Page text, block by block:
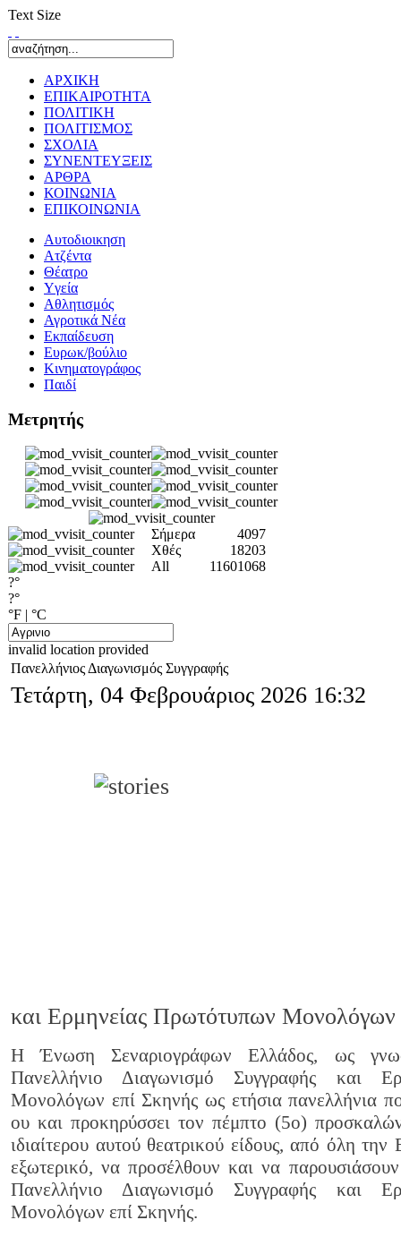
Text Size
ΑΡΧΙΚΗ
ΕΠΙΚΑΙΡΟΤΗΤΑ
ΠΟΛΙΤΙΚΗ
ΠΟΛΙΤΙΣΜΟΣ
ΣΧΟΛΙΑ
ΣΥΝΕΝΤΕΥΞΕΙΣ
ΑΡΘΡΑ
ΚΟΙΝΩΝΙΑ
ΕΠΙΚΟΙΝΩΝΙΑ
Αυτοδιοικηση
Ατζέντα
Θέατρο
Yγεία
Αθλητισμός
Αγροτικά Νέα
Εκπαίδευση
Ευρωκ/βούλιο
Κινηματογράφος
Παιδί
Μετρητής
Σήμερα
4097
Χθές
18203
All
11601068
?°
?°
°F | °C
invalid location provided
Πανελλήνιος Διαγωνισμός Συγγραφής
Τετάρτη, 04 Φεβρουάριος 2026 16:32
και Ερμηνείας Πρωτότυπων Μονολόγων
Η Ένωση Σεναριογράφων Ελλάδος, ως
Πανελλήνιο Διαγωνισμό Συγγραφής και
Μονολόγων επί Σκηνής ως ετήσια πανελλήνια
ου και προκηρύσσει τον πέμπτο (5ο)
ιδιαίτερου αυτού θεατρικού είδους, από όλη την
εξωτερικό, να προσέλθουν και να
Πανελλήνιο Διαγωνισμό Συγγραφής και
Μονολόγων επί Σκηνής.